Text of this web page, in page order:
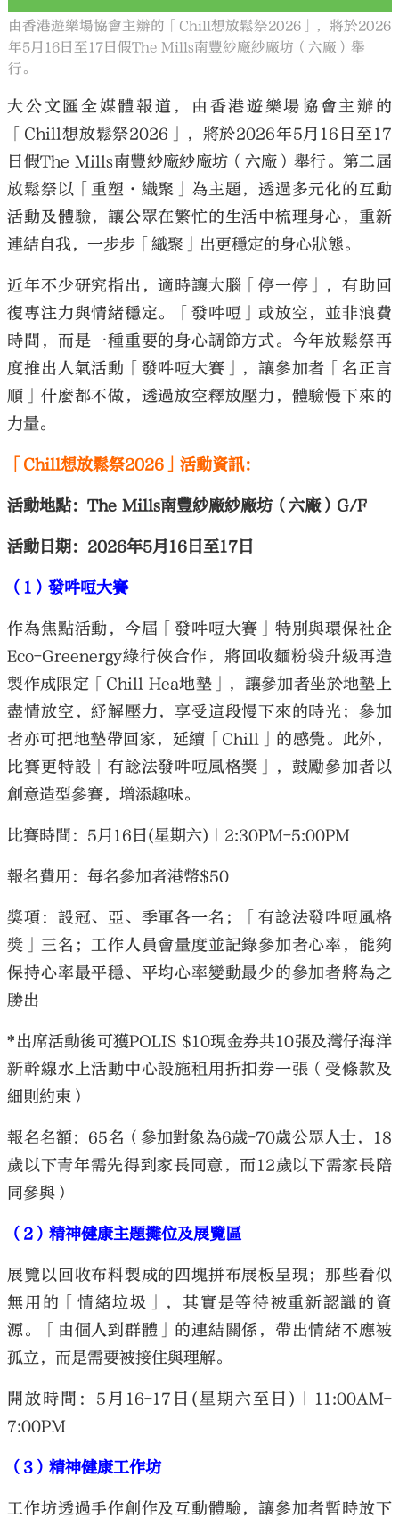
由香港遊樂場協會主辦的「Chill想放鬆祭2026」，將於2026
年5月16日至17日假The Mills南豐紗廠紗廠坊（六廠）舉
行。
大公文匯全媒體報道，由香港遊樂場協會主辦的
「Chill想放鬆祭2026」，將於2026年5月16日至17
日假The Mills南豐紗廠紗廠坊（六廠）舉行。第二屆
放鬆祭以「重塑·織聚」為主題，透過多元化的互動
活動及體驗，讓公眾在繁忙的生活中梳理身心，重新
連結自我，一步步「織聚」出更穩定的身心狀態。
近年不少研究指出，適時讓大腦「停一停」，有助回
復專注力與情緒穩定。「發吽哣」或放空，並非浪費
時間，而是一種重要的身心調節方式。今年放鬆祭再
度推出人氣活動「發吽哣大賽」，讓參加者「名正言
順」什麼都不做，透過放空釋放壓力，體驗慢下來的
力量。
「Chill想放鬆祭2026」活動資訊：
活動地點：The Mills南豐紗廠紗廠坊（六廠）G/F
活動日期：2026年5月16日至17日
（1）發吽哣大賽
作為焦點活動，今屆「發吽哣大賽」特別與環保社企
Eco-Greenergy綠行俠合作，將回收麵粉袋升級再造
製作成限定「Chill Hea地墊」，讓參加者坐於地墊上
盡情放空，紓解壓力，享受這段慢下來的時光；參加
者亦可把地墊帶回家，延續「Chill」的感覺。此外，
比賽更特設「有諗法發吽哣風格獎」，鼓勵參加者以
創意造型參賽，增添趣味。
比賽時間：5月16日(星期六)｜2:30PM-5:00PM
報名費用：每名參加者港幣$50
獎項：設冠、亞、季軍各一名；「有諗法發吽哣風格
獎」三名；工作人員會量度並記錄參加者心率，能夠
保持心率最平穩、平均心率變動最少的參加者將為之
勝出
*出席活動後可獲POLIS $10現金券共10張及灣仔海洋
新幹線水上活動中心設施租用折扣券一張（受條款及
細則約束）
報名名額：65名（參加對象為6歲-70歲公眾人士，18
歲以下青年需先得到家長同意，而12歲以下需家長陪
同參與）
（2）精神健康主題攤位及展覽區
展覽以回收布料製成的四塊拼布展板呈現；那些看似
無用的「情緒垃圾」，其實是等待被重新認識的資
源。「由個人到群體」的連結關係，帶出情緒不應被
孤立，而是需要被接住與理解。
開放時間：5月16-17日(星期六至日)｜11:00AM-
7:00PM
（3）精神健康工作坊
工作坊透過手作創作及互動體驗，讓參加者暫時放下